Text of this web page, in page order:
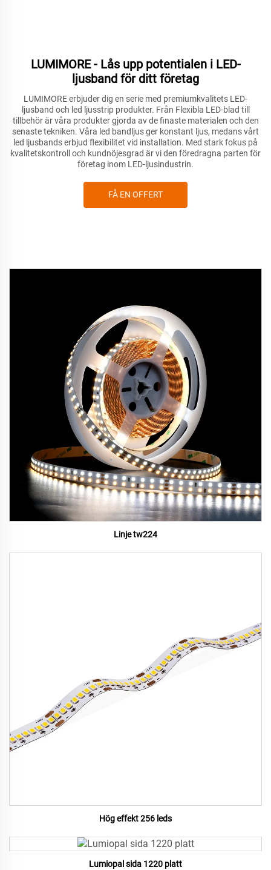
LUMIMORE - Lås upp potentialen i LED-
ljusband för ditt företag
LUMIMORE erbjuder dig en serie med premiumkvalitets LED-
ljusband och led ljusstrip produkter. Från Flexibla LED-blad till
tillbehör är våra produkter gjorda av de finaste materialen och den
senaste tekniken. Våra led bandljus ger konstant ljus, medans vårt
led ljusbands erbjud flexibilitet vid installation. Med stark fokus på
kvalitetskontroll och kundnöjesgrad är vi den föredragna parten för
företag inom LED-ljusindustrin.
FÅ EN OFFERT
Linje tw224
Hög effekt 256 leds
Lumiopal sida 1220 platt